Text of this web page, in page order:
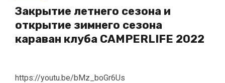
Закрытие летнего сезона и
открытие зимнего сезона
караван клуба CAMPERLIFE 2022
https://youtu.be/bMz_boGr6Us